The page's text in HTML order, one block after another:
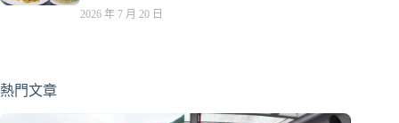
2026 年 7 月 20 日
熱門文章